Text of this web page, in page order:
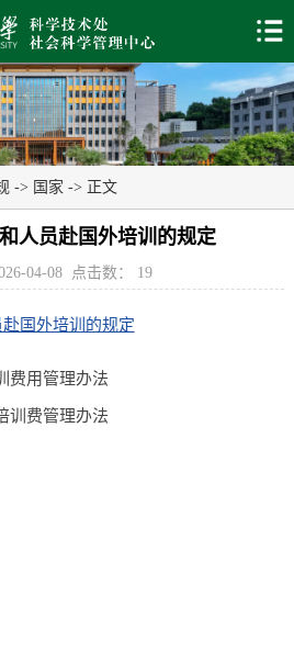
-> 国家 -> 正文
人员赴国外培训的规定
04-08 点击数： 19
国外培训的规定
费用管理办法
训费管理办法